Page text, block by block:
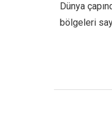
Dünya
bölgeleri